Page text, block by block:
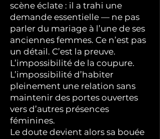
scène éclate : il a trahi une
demande essentielle — ne pas
parler du mariage à l’une de ses
anciennes femmes. Ce n’est pas
un détail. C’est la preuve.
L’impossibilité de la coupure.
L’impossibilité d’habiter
pleinement une relation sans
maintenir des portes ouvertes
vers d’autres présences
féminines.
Le doute devient alors sa bouée